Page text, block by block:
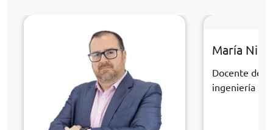
María
Docente de
ingeniería